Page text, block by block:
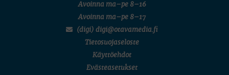
Avoinna ma–pe 8–16
Avoinna ma–pe 8–17
(digi) digi@otavamedia.fi
Tietosuojaseloste
Käyttöehdot
Evästeasetukset